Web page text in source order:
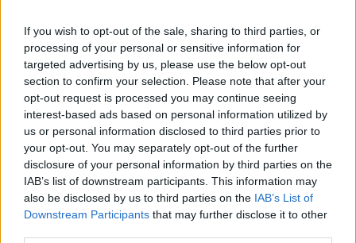
If you wish to opt-out of the sale, sharing to third parties, or
processing of your personal or sensitive information for
targeted advertising by us, please use the below opt-out
section to confirm your selection. Please note that after your
opt-out request is processed you may continue seeing
interest-based ads based on personal information utilized by
us or personal information disclosed to third parties prior to
your opt-out. You may separately opt-out of the further
disclosure of your personal information by third parties on the
IAB’s list of downstream participants. This information may
also be disclosed by us to third parties on the IAB’s List of
Downstream Participants that may further disclose it to other
SHOWBIZ
Θα αναγνώριζες την Εβελίνα
Παπούλια σε αυτή τη φωτογραφία; Η
ανάρτηση και το μήνυμα με
Οικονομάκου: To fashion souvenir
από τα Bora Bora - H χειροποίητη
Σέρρες: «Δεν ήταν μόνο η ταχύτητα» – Η ανάλυση
πραγματογνώμονα για το σφοδρό δυστύχημα